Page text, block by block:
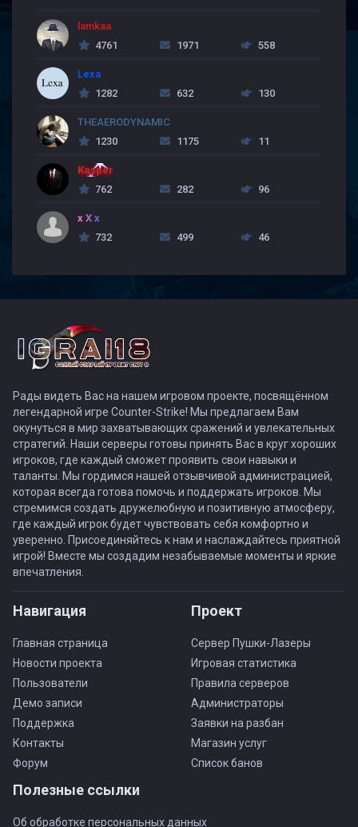
lamkaa
4761
1971 558
Lexa
1282
632 130
THEAERODYNAMIC
1230
1175 11
Kasper
762
282 96
x X x
732
499 46
Рады видеть Вас на нашем игровом проекте, посвящённом
легендарной игре Counter-Strike! Мы предлагаем Вам
окунуться в мир захватывающих сражений и увлекательных
стратегий. Наши серверы готовы принять Вас в круг хороших
игроков, где каждый сможет проявить свои навыки и
таланты. Мы гордимся нашей отзывчивой администрацией,
которая всегда готова помочь и поддержать игроков. Мы
стремимся создать дружелюбную и позитивную атмосферу,
где каждый игрок будет чувствовать себя комфортно и
уверенно. Присоединяйтесь к нам и наслаждайтесь приятной
игрой! Вместе мы создадим незабываемые моменты и яркие
впечатления.
Навигация
Главная страница
Новости проекта
Пользователи
Демо записи
Поддержка
Контакты
Форум
Проект
Сервер Пушки-Лазеры
Игровая статистика
Правила серверов
Администраторы
Заявки на разбан
Магазин услуг
Список банов
Полезные ссылки
Об обработке персональных данных